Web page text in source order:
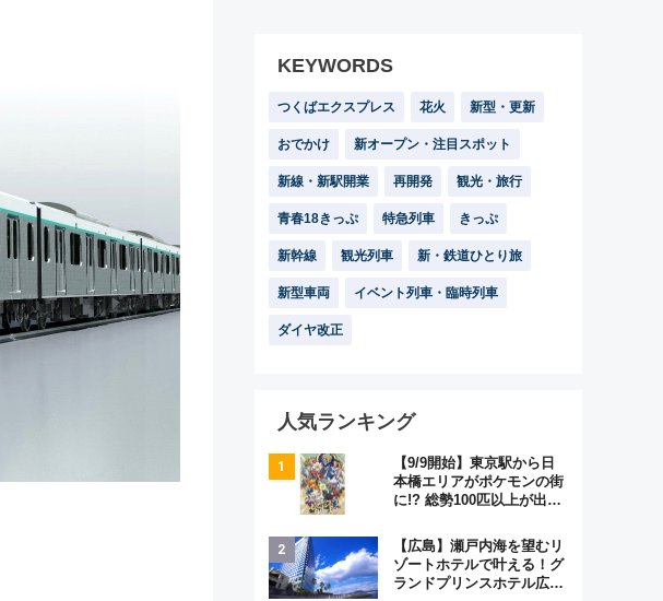
KEYWORDS
つくばエクスプレス 花火 新型・更新
おでかけ 新オープン・注目スポット
新線・新駅開業 再開発 観光・旅行
青春18きっぷ 特急列車 きっぷ
新幹線 観光列車 新・鉄道ひとり旅
新型車両 イベント列車・臨時列車
ダイヤ改正
人気ランキング
【9/9開始】東京駅から日
本橋エリアがポケモンの街
に!? 総勢100匹以上が出現
格謎解き・グッズ情報まと
め
【広島】瀬戸内海を望むリ
ゾートホテルで叶える！グ
ランドプリンスホテル広島